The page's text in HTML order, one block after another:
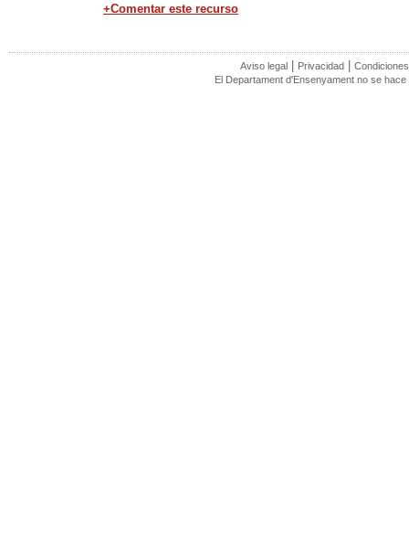
+Comentar este recurso
Aviso legal | Privacidad |
El Departament d'Ensenyament no se